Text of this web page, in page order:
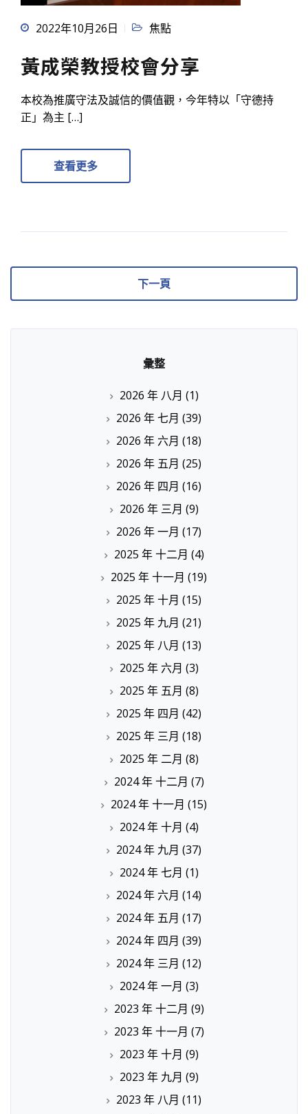
2022年10月26日 焦點
黃成榮教授校會分享
本校為推廣守法及誠信的價值觀，今年特以「守德持
正」為主 […]
查看更多
下一頁
彙整
2026 年 八月 (1)
2026 年 七月 (39)
2026 年 六月 (18)
2026 年 五月 (25)
2026 年 四月 (16)
2026 年 三月 (9)
2026 年 一月 (17)
2025 年 十二月 (4)
2025 年 十一月 (19)
2025 年 十月 (15)
2025 年 九月 (21)
2025 年 八月 (13)
2025 年 六月 (3)
2025 年 五月 (8)
2025 年 四月 (42)
2025 年 三月 (18)
2025 年 二月 (8)
2024 年 十二月 (7)
2024 年 十一月 (15)
2024 年 十月 (4)
2024 年 九月 (37)
2024 年 七月 (1)
2024 年 六月 (14)
2024 年 五月 (17)
2024 年 四月 (39)
2024 年 三月 (12)
2024 年 一月 (3)
2023 年 十二月 (9)
2023 年 十一月 (7)
2023 年 十月 (9)
2023 年 九月 (9)
2023 年 八月 (11)